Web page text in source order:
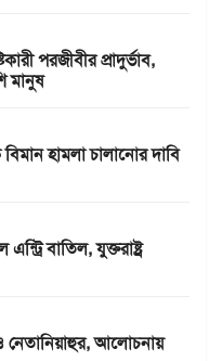
পরজীবীর প্রাদুর্ভাব,
মানুষ
হামলা চালানোর দাবি
বাতিল, যুক্তরাষ্ট্র
নেতানিয়াহুর, আলোচনায়